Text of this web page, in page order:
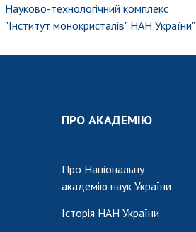
Науково-технологічний комплекс
"Інститут монокристалів" НАН України"
ПРО АКАДЕМІЮ
Про Національну
академію наук України
Історія НАН України